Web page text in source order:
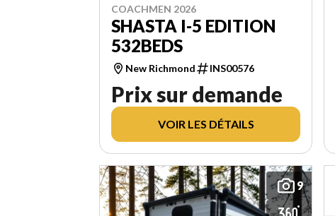
COACHMEN 2026
SHASTA I-5 EDITION
532BEDS
New Richmond INS00576
Prix sur demande
VOIR LES DÉTAILS
9